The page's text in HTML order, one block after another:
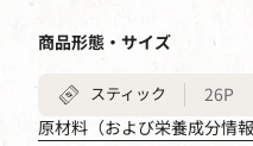
商品形態・サイズ
スティック
26P
原材料（および栄養成分情報